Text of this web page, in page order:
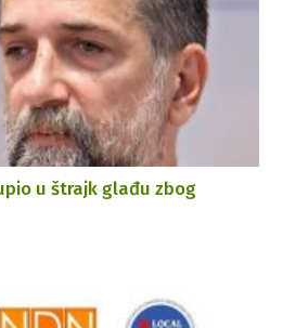
u štrajk glađu zbog